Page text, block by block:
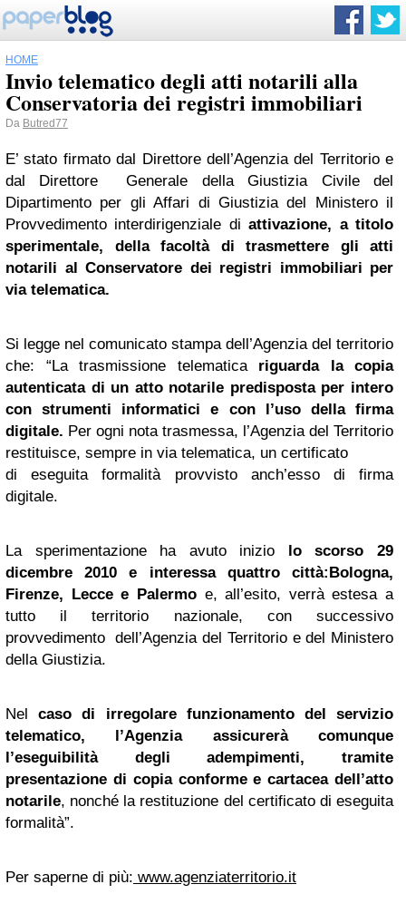
HOME
Invio telematico degli atti notarili alla
Conservatoria dei registri immobiliari
Da Butred77
E’ stato firmato dal Direttore dell’Agenzia del Territorio e
dal Direttore Generale della Giustizia Civile del
Dipartimento per gli Affari di Giustizia del Ministero il
Provvedimento interdirigenziale diattivazione, a titolo
sperimentale, della facoltà di trasmettere gli atti
notarili al Conservatore dei registri immobiliari per
via telematica.
Si legge nel comunicato stampa dell’Agenzia del territorio
che: “La trasmissione telematica riguarda la copia
autenticata di un atto notarile predisposta per intero
con strumenti informatici e con l’uso della firma
digitale. Per ogni nota trasmessa, l’Agenzia del Territorio
restituisce, sempre in via telematica, un certificato
di eseguita formalità provvisto anch’esso di firma
digitale.
La sperimentazione ha avuto inizio lo scorso 29
dicembre 2010 e interessa quattro città:Bologna,
Firenze, Lecce e Palermo e, all’esito, verrà estesa a
tutto il territorio nazionale, con successivo
provvedimento dell’Agenzia del Territorio e del Ministero
della Giustizia.
Nelcaso di irregolare funzionamento del servizio
telematico, l’Agenzia assicurerà comunque
l’eseguibilità degli adempimenti, tramite
presentazione di copia conforme e cartacea dell’atto
notarile, nonché la restituzione del certificato di eseguita
formalità”.
Per saperne di più: www.agenziaterritorio.it